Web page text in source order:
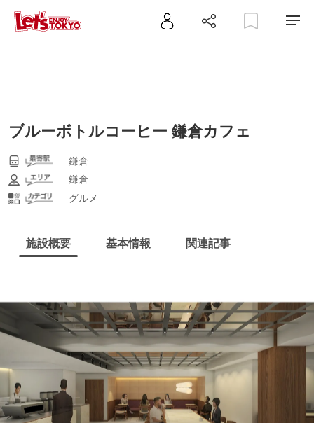
ブルーボトルコーヒー 鎌倉カフェ
鎌倉
鎌倉
グルメ
施設概要 基本情報 関連記事